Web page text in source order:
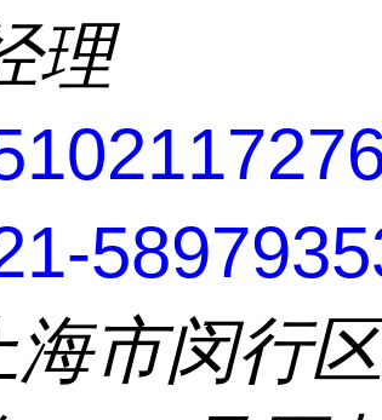
理
海市闵行